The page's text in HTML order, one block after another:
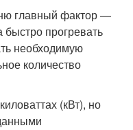
главный фактор —
прогревать
необходимую
количество
(кВт), но